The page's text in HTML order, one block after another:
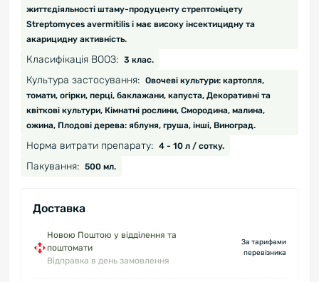
життєдіяльності штаму-продуценту стрептоміцету
Streptomyces avermitilis і має високу інсектицидну та
акарицидну активність.
Класифікація ВООЗ: 3 клас.
Культура застосування: Овочеві культури: картопля,
томати, огірки, перці, баклажани, капуста, Декоративні та
квіткові культури, Кімнатні рослини, Смородина, малина,
ожина, Плодові дерева: яблуня, груша, інші, Виноград.
Норма витрати препарату: 4 - 10 л / сотку.
Пакування: 500 мл.
Доставка
Новою Поштою у відділення та
поштомати
Відправка в день замовлення
За тарифами
перевізника